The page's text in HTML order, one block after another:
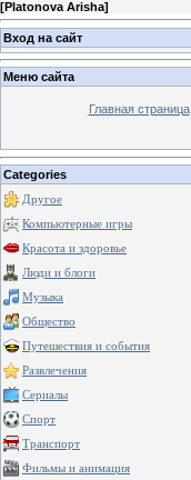
[Platonova Arisha]
Вход на сайт
Меню сайта
Главная страница
Categories
Другое
Компьютерные игры
Красота и здоровье
Люди и блоги
Музыка
Общество
Путешествия и события
Развлечения
Сериалы
Спорт
Транспорт
Фильмы и анимация